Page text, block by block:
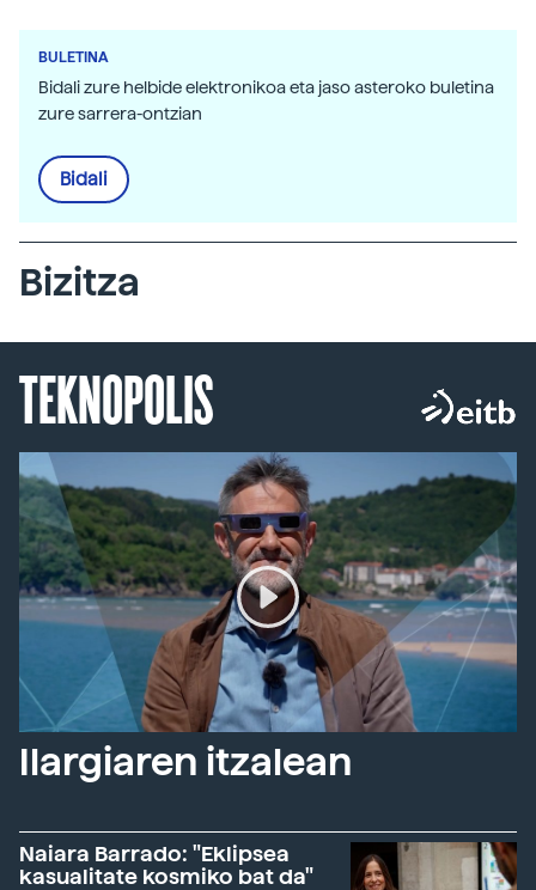
BULETINA
Bidali zure helbide elektronikoa eta jaso asteroko buletina
zure sarrera-ontzian
Bidali
Bizitza
TEKNOPOLIS
Ilargiaren itzalean
Naiara Barrado: "Eklipsea
kasualitate kosmiko bat da"